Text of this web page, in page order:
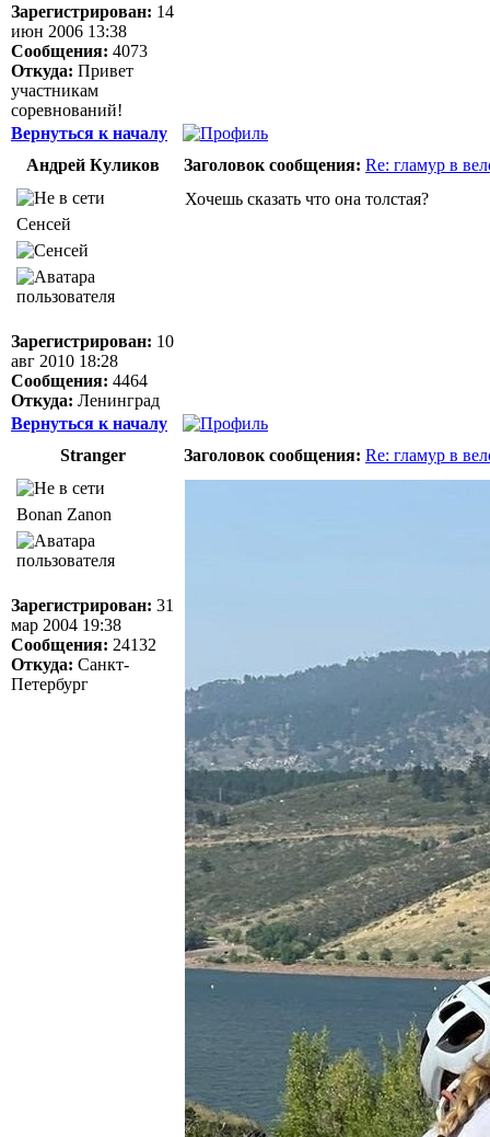
Зарегистрирован: 14
июн 2006 13:38
Сообщения: 4073
Откуда: Привет
участникам
соревнований!
Вернуться к началу
Андрей Куликов
Заголовок сообщения: Re: гламур в
Сенсей
Зарегистрирован: 10
авг 2010 18:28
Сообщения: 4464
Откуда: Ленинград
Хочешь сказать что она толстая?
Вернуться к началу
Stranger
Заголовок сообщения: Re: гламур в
Bonan Zanon
Зарегистрирован: 31
мар 2004 19:38
Сообщения: 24132
Откуда: Санкт-
Петербург